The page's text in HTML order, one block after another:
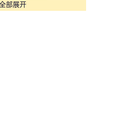
用户书 称国产软件生
部展开